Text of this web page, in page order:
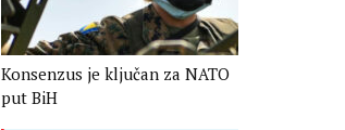
Konsenzus je ključan za NATO
put BiH